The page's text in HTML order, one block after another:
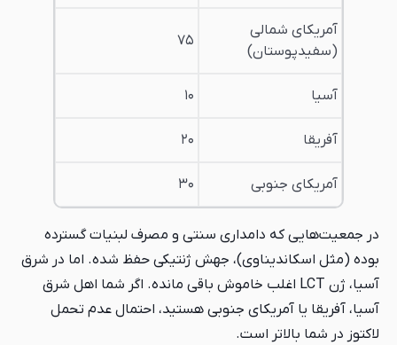
آمریکای شمالی
(سفید‌پوستان)
۷۵
آسیا ۱۰
آفریقا ۲۰
آمریکای جنوبی ۳۰
در جمعیت‌هایی که دامداری سنتی و مصرف لبنیات گسترده
بوده (مثل اسکاندیناوی)، جهش ژنتیکی حفظ شده. اما در شرق
آسیا، ژن LCT اغلب خاموش باقی مانده. اگر شما اهل شرق
آسیا، آفریقا یا آمریکای جنوبی هستید، احتمال عدم تحمل
لاکتوز در شما بالاتر است.